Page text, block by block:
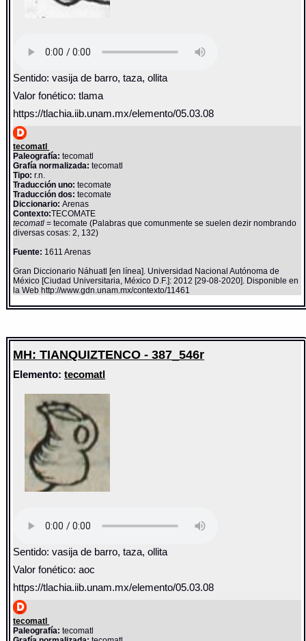
Sentido: vasija de barro, taza, ollita
Valor fonético: tlama
https://tlachia.iib.unam.mx/elemento/05.03.08
tecomatl
Paleografía: tecomatl
Grafía normalizada: tecomatl
Tipo: r.n.
Traducción uno: tecomate
Traducción dos: tecomate
Diccionario:Arenas
Contexto:TECOMATE
tecomatl= tecomate (Palabras que comunmente se suelen dezir nombrando
diversas cosas: 2, 132)
Fuente: 1611 Arenas
Gran Diccionario Náhuatl [en línea]. Universidad Nacional Autónoma de
México [Ciudad Universitaria, México D.F.]: 2012 [29-08-2020]. Disponible en
la Web http://www.gdn.unam.mx/contexto/11461
MH: TIANQUIZTENCO - 387_546r
Elemento:tecomatl
Sentido: vasija de barro, taza, ollita
Valor fonético: aoc
https://tlachia.iib.unam.mx/elemento/05.03.08
tecomatl
Paleografía: tecomatl